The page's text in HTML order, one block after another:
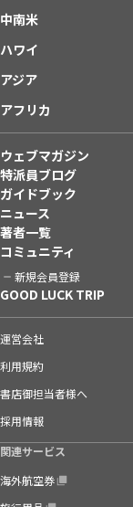
中南米
ハワイ
アジア
アフリカ
ウェブマガジン
特派員ブログ
ガイドブック
ニュース
著者一覧
コミュニティ
新規会員登録
GOOD LUCK TRIP
運営会社
利用規約
書店御担当者様へ
採用情報
関連サービス
海外航空券